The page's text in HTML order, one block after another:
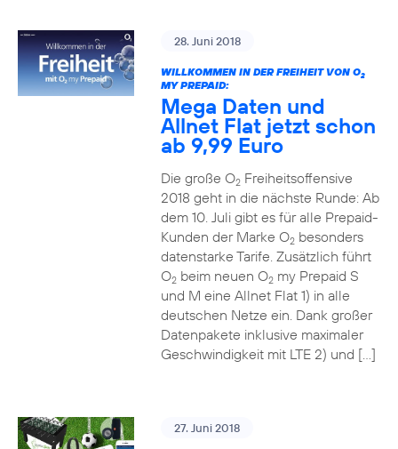
28. Juni 2018
WILLKOMMEN IN DER FREIHEIT VON O2
MY PREPAID:
Mega Daten und
Allnet Flat jetzt schon
ab 9,99 Euro
Die große O2Freiheitsoffensive
2018 geht in die nächste Runde: Ab
dem 10. Juli gibt es für alle Prepaid-
Kunden der Marke O2besonders
datenstarke Tarife. Zusätzlich führt
O2beim neuen O2my Prepaid S
und M eine Allnet Flat 1) in alle
deutschen Netze ein. Dank großer
Datenpakete inklusive maximaler
Geschwindigkeit mit LTE 2) und […]
27. Juni 2018